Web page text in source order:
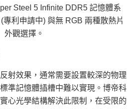
Steel 5 Infinite DDR5 記憶體系
利申請中) 與無 RGB 兩種散熱片
外觀選擇。
射效果，通常需要設置較深的物理
準記憶體插槽中難以實現。博帝科
心光學結構解決此限制，在受限的